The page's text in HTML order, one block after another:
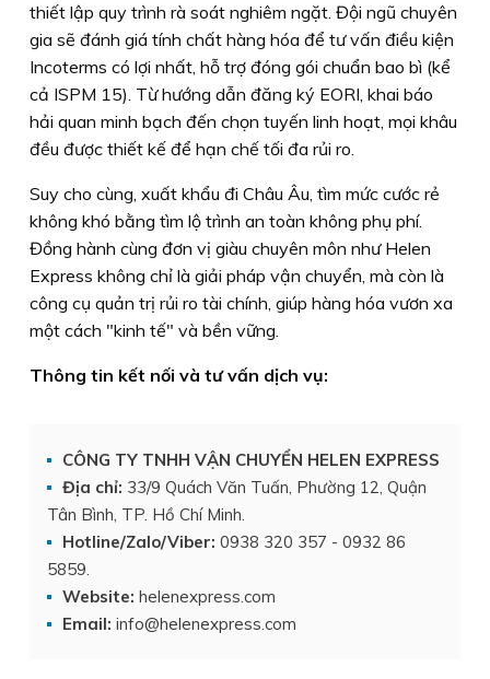
thiết lập quy trình rà soát nghiêm ngặt. Đội ngũ chuyên
gia sẽ đánh giá tính chất hàng hóa để tư vấn điều kiện
Incoterms có lợi nhất, hỗ trợ đóng gói chuẩn bao bì (kể
cả ISPM 15). Từ hướng dẫn đăng ký EORI, khai báo
hải quan minh bạch đến chọn tuyến linh hoạt, mọi khâu
đều được thiết kế để hạn chế tối đa rủi ro.
Suy cho cùng, xuất khẩu đi Châu Âu, tìm mức cước rẻ
không khó bằng tìm lộ trình an toàn không phụ phí.
Đồng hành cùng đơn vị giàu chuyên môn như Helen
Express không chỉ là giải pháp vận chuyển, mà còn là
công cụ quản trị rủi ro tài chính, giúp hàng hóa vươn xa
một cách "kinh tế" và bền vững.
Thông tin kết nối và tư vấn dịch vụ:
CÔNG TY TNHH VẬN CHUYỂN HELEN EXPRESS
Địa chỉ: 33/9 Quách Văn Tuấn, Phường 12, Quận
Tân Bình, TP. Hồ Chí Minh.
Hotline/Zalo/Viber: 0938 320 357 - 0932 86
5859.
Website: helenexpress.com
Email: info@helenexpress.com